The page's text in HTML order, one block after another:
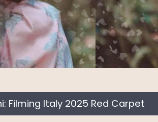
Filming Italy 2025 Red Carpet